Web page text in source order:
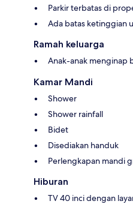
Parkir terbatas di
Ada batas ketinggian
Ramah keluarga
Anak-anak menginap
Kamar Mandi
Shower
Shower rainfall
Bidet
Disediakan handuk
Perlengkapan mandi
Hiburan
TV 40 inci dengan